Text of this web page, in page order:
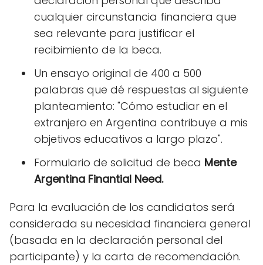
cualquier circunstancia financiera que
sea relevante para justificar el
recibimiento de la beca.
Un ensayo original de 400 a 500
palabras que dé respuestas al siguiente
planteamiento: "Cómo estudiar en el
extranjero en Argentina contribuye a mis
objetivos educativos a largo plazo".
Formulario de solicitud de beca Mente
Argentina Finantial Need.
Para la evaluación de los candidatos será
considerada su necesidad financiera general
(basada en la declaración personal del
participante) y la carta de recomendación.